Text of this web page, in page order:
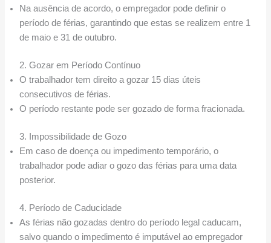
Na ausência de acordo, o empregador pode definir o
período de férias, garantindo que estas se realizem entre 1
de maio e 31 de outubro.
2. Gozar em Período Contínuo
O trabalhador tem direito a gozar 15 dias úteis
consecutivos de férias.
O período restante pode ser gozado de forma fracionada.
3. Impossibilidade de Gozo
Em caso de doença ou impedimento temporário, o
trabalhador pode adiar o gozo das férias para uma data
posterior.
4. Período de Caducidade
As férias não gozadas dentro do período legal caducam,
salvo quando o impedimento é imputável ao empregador